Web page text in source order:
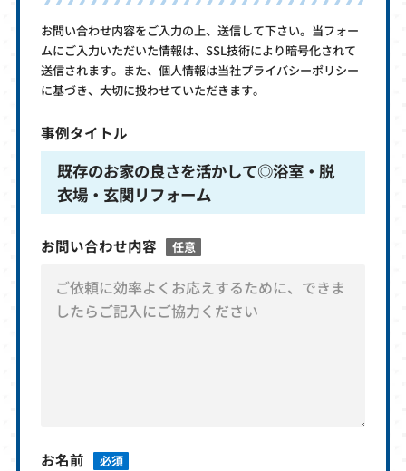
お問い合わせ内容をご入力の上、送信して下さい。当フォー
ムにご入力いただいた情報は、SSL技術により暗号化されて
送信されます。また、個人情報は当社プライバシーポリシー
に基づき、大切に扱わせていただきます。
事例タイトル
既存のお家の良さを活かして◎浴室・脱
衣場・玄関リフォーム
お問い合わせ内容 任意
お名前 必須